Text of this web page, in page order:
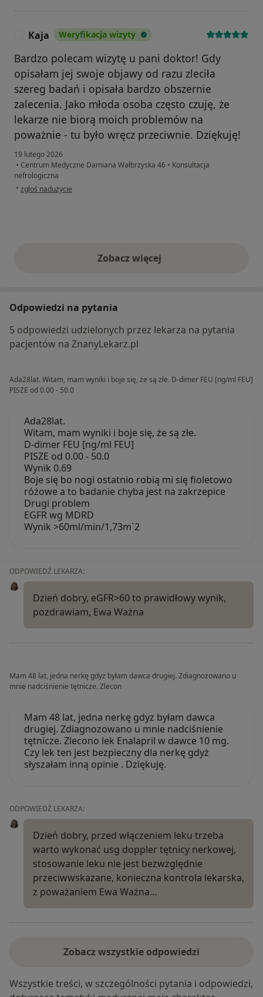
Kaja Weryfikacja wizyty
Bardzo polecam wizytę u pani doktor! Gdy
opisałam jej swoje objawy od razu zleciła
szereg badań i opisała bardzo obszernie
zalecenia. Jako młoda osoba często czuję, że
lekarze nie biorą moich problemów na
poważnie - tu było wręcz przeciwnie. Dziękuję!
19 lutego 2026
• Centrum Medyczne Damiana Wałbrzyska 46 • Konsultacja
nefrologiczna
• w opinii użytkownika Kaja
zgłoś nadużycie
Zobacz więcejopinie powyżej
Odpowiedzi na pytania
5 odpowiedzi udzielonych przez lekarza na pytania
pacjentów na ZnanyLekarz.pl
Ada28lat. Witam, mam wyniki i boje się, że są złe. D-dimer FEU [ng/ml FEU]
PISZE od 0.00 - 50.0
Ada28lat.
Witam, mam wyniki i boje się, że są złe.
D-dimer FEU [ng/ml FEU]
PISZE od 0.00 - 50.0
Wynik 0.69
Boje się bo nogi ostatnio robią mi się fioletowo
różowe a to badanie chyba jest na zakrzepice
Drugi problem
EGFR wg MDRD
Wynik >60ml/min/1,73m`2
ODPOWIEDŹ LEKARZA:
Dzień dobry, eGFR>60 to prawidłowy wynik,
pozdrawiam, Ewa Ważna
Mam 48 lat, jedna nerkę gdyz byłam dawca drugiej. Zdiagnozowano u
mnie nadciśnienie tętnicze. Zlecon
Mam 48 lat, jedna nerkę gdyz byłam dawca
drugiej. Zdiagnozowano u mnie nadciśnienie
tętnicze. Zlecono lek Enalapril w dawce 10 mg.
Czy lek ten jest bezpieczny dla nerkę gdyż
słyszałam inną opinie . Dziękuję.
ODPOWIEDŹ LEKARZA:
Dzień dobry, przed włączeniem leku trzeba
warto wykonać usg doppler tętnicy nerkowej,
stosowanie leku nie jest bezwzględnie
przeciwwskazane, konieczna kontrola lekarska,
z poważaniem Ewa Ważna…
Zobacz wszystkie odpowiedzi
Wszystkie treści, w szczególności pytania i odpowiedzi,